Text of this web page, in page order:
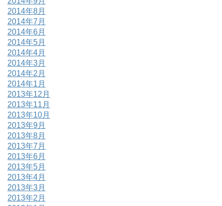
2014年8月
2014年7月
2014年6月
2014年5月
2014年4月
2014年3月
2014年2月
2014年1月
2013年12月
2013年11月
2013年10月
2013年9月
2013年8月
2013年7月
2013年6月
2013年5月
2013年4月
2013年3月
2013年2月